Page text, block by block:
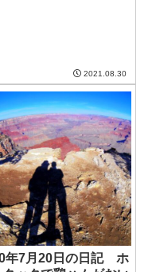
2021.08.30
年7月20日の日記 ホ